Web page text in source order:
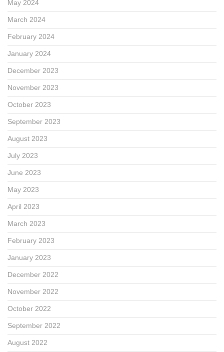
May 2024
March 2024
February 2024
January 2024
December 2023
November 2023
October 2023
September 2023
August 2023
July 2023
June 2023
May 2023
April 2023
March 2023
February 2023
January 2023
December 2022
November 2022
October 2022
September 2022
August 2022